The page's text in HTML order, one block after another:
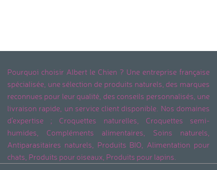
Pourquoi choisir Albert le Chien ? Une entreprise française
spécialisée, une sélection de produits naturels, des marques
reconnues pour leur qualité, des conseils personnalisés, une
livraison rapide, un service client disponible. Nos domaines
d'expertise ; Croquettes naturelles, Croquettes semi-
humides, Compléments alimentaires, Soins naturels,
Antiparasitaires naturels, Produits BIO, Alimentation pour
chats, Produits pour oiseaux, Produits pour lapins.